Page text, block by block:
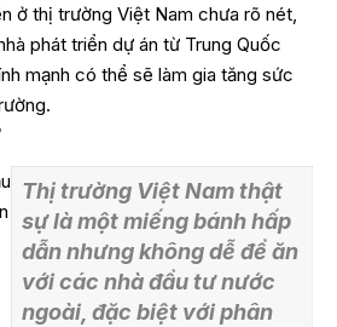
ở thị trường Việt Nam chưa rõ nét,
phát triển dự án từ Trung Quốc
mạnh có thể sẽ làm gia tăng sức
Thị trường Việt Nam thật
sự là một miếng bánh hấp
dẫn nhưng không dễ để ăn
với các nhà đầu tư nước
ngoài, đặc biệt với phân